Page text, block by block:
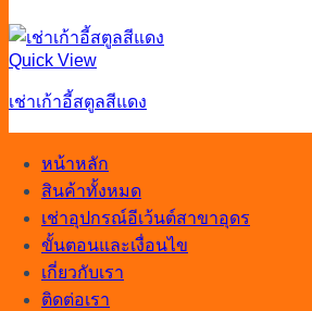
Quick View
เช่าเก้าอี้สตูลสีแดง
หน้าหลัก
สินค้าทั้งหมด
เช่าอุปกรณ์อีเว้นต์สาขาอุดร
ขั้นตอนและเงื่อนไข
เกี่ยวกับเรา
ติดต่อเรา